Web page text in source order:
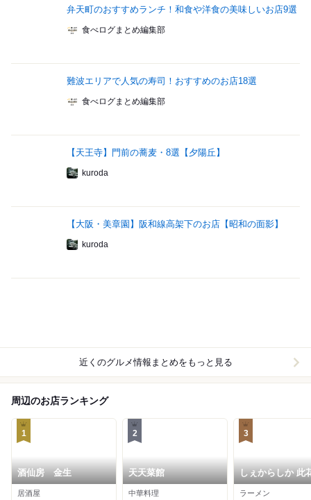
弁天町のおすすめランチ！和食や洋食の美味しいお店9選
食べログまとめ編集部
難波エリアで人気の寿司！おすすめのお店18選
食べログまとめ編集部
【天王寺】門前の蕎麦・8選【夕陽丘】
kuroda
【大阪・美章園】阪和線高架下のお店【昭和の面影】
kuroda
近くのグルメ情報まとめをもっと見る
周辺のお店ランキング
1
酒仙房 金生
居酒屋
2
天天菜館
中華料理
3
しぇからしか 此
ラーメン